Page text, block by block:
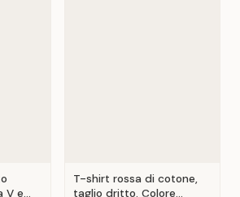
V e
T-shirt rossa di cotone,
taglio dritto. Colore